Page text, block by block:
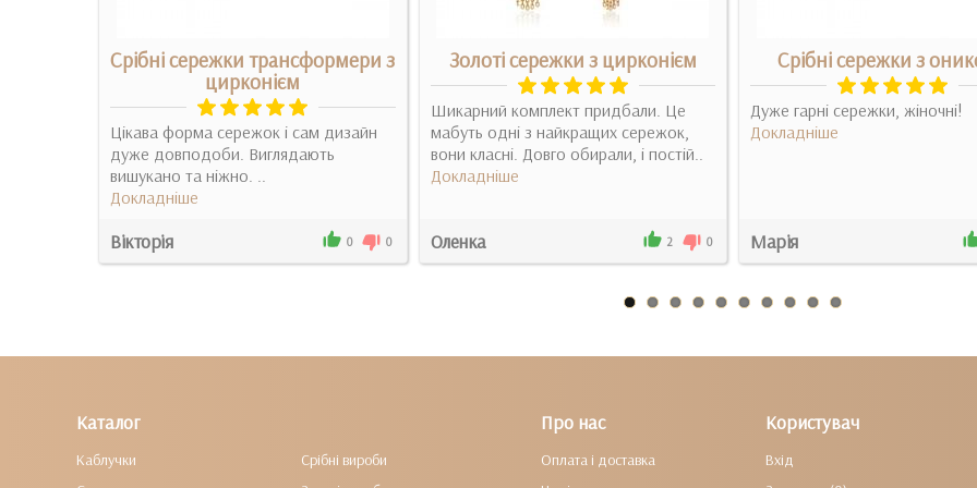
Срібні сережки трансформери з
цирконієм
Цікава форма сережок і сам дизайн
дуже довподоби. Виглядають
вишукано та ніжно. ..
Докладніше
Вікторія 0 0
Золоті сережки з цирконієм
Шикарний комплект придбали. Це
мабуть одні з найкращих сережок,
вони класні. Довго обирали, і постій..
Докладніше
Оленка 2 0
Срібні сережки з
Дуже гарні сережки, жіночні!
Докладніше
Марія
Каталог
Каблучки
Срібні вироби
Про нас
Оплата і доставка
Користувач
Вхід